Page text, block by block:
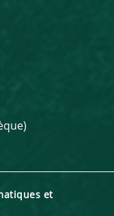
et